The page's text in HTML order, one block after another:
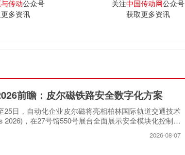
传动公众号
多资讯
关注中国传动网公众号
获取更多资讯
前瞻：皮尔磁铁路安全数字化方案
25日，自动化企业皮尔磁将亮相柏林国际轨道交通技术
2026)，在27号馆550号展台全面展示安全模块化控制方
2026-08-07